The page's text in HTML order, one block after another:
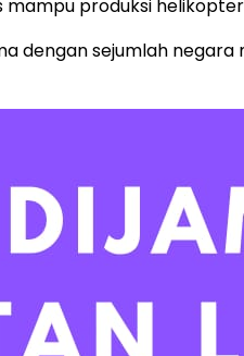
produksi
dengan sejumlah